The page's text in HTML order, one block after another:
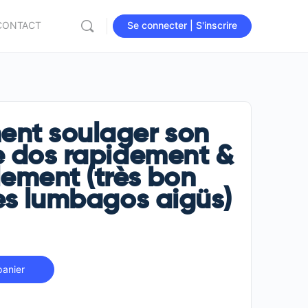
Se connecter | S'inscrire
soulager son
dos rapidement &
(très bon
lumbagos aigüs)